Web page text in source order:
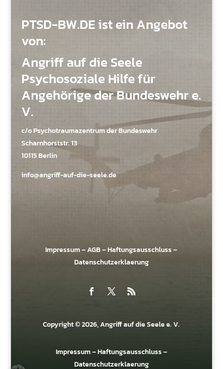
PTSD-BW.DE ist ein Angebot
von:
Angriff auf die Seele
Psychosoziale Hilfe für
Angehörige der Bundeswehr e.
V.
c/o Psychotraumazentrum der Bundeswehr
Scharnhorststr. 13
10115 Berlin
info@angriff-auf-die-seele.de
Impressum–AGB–Haftungsausschluss–
Datenschutzerklaerung
Copyright © 2026, Angriff auf die Seele e. V.
Impressum–Haftungsausschluss–
Datenschutzerklaerung